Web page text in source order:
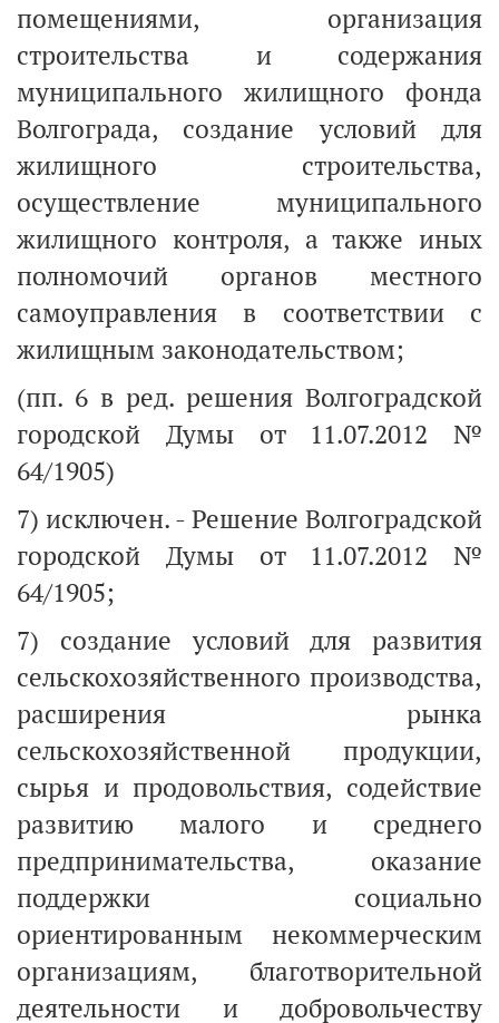
помещениями, организация
строительства и содержания
муниципального жилищного фонда
Волгограда, создание условий для
жилищного строительства,
осуществление муниципального
жилищного контроля, а также иных
полномочий органов местного
самоуправления в соответствии с
жилищным законодательством;
(пп. 6 в ред. решения Волгоградской
городской Думы от 11.07.2012 №
64/1905)
7) исключен. - Решение Волгоградской
городской Думы от 11.07.2012 №
64/1905;
7) создание условий для развития
сельскохозяйственного производства,
расширения рынка
сельскохозяйственной продукции,
сырья и продовольствия, содействие
развитию малого и среднего
предпринимательства, оказание
поддержки социально
ориентированным некоммерческим
организациям, благотворительной
деятельности и добровольчеству